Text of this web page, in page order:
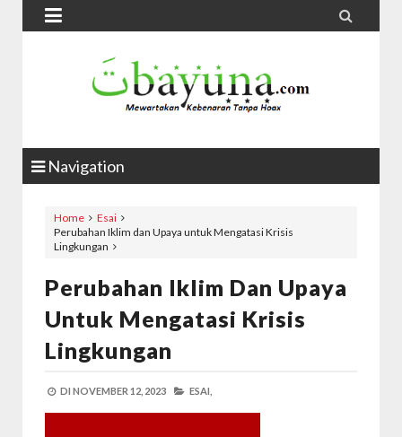
 
Navigation
Home
Esai
Perubahan Iklim dan Upaya untuk Mengatasi Krisis
Lingkungan
Perubahan Iklim Dan Upaya
Untuk Mengatasi Krisis
Lingkungan
DI NOVEMBER 12, 2023 ESAI,